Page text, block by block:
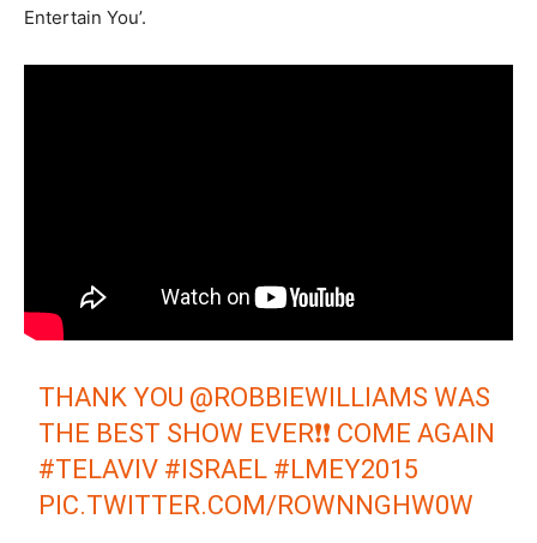
Entertain You’.
THANK YOU @ROBBIEWILLIAMS WAS
THE BEST SHOW EVER❗️❗️ COME AGAIN
#TELAVIV #ISRAEL #LMEY2015
PIC.TWITTER.COM/ROWNNGHW0W